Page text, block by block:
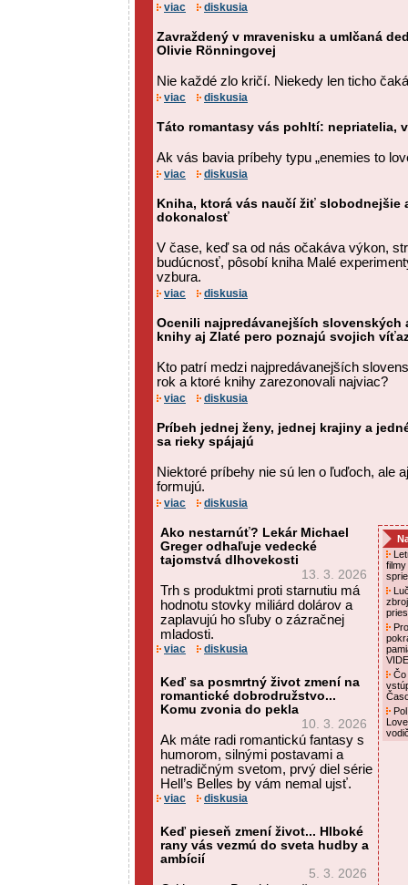
viac diskusia
Zavraždený v mravenisku a umlčaná
Olivie Rönningovej
Nie každé zlo kričí. Niekedy len ticho
viac diskusia
Táto romantasy vás pohltí: nepriatelia,
Ak vás bavia príbehy typu „enemies to
viac diskusia
Kniha, ktorá vás naučí žiť slobodnejšie
dokonalosť
V čase, keď sa od nás očakáva výkon,
budúcnosť, pôsobí kniha Malé
vzbura.
viac diskusia
Ocenili najpredávanejších slovenských
knihy aj Zlaté pero poznajú svojich
Kto patrí medzi najpredávanejších
rok a ktoré knihy zarezonovali najviac?
viac diskusia
Príbeh jednej ženy, jednej krajiny a
sa rieky spájajú
Niektoré príbehy nie sú len o ľuďoch, ale
formujú.
viac diskusia
Ako nestarnúť? Lekár Michael
Greger odhaľuje vedecké
tajomstvá dlhovekosti
13. 3. 2026
Trh s produktmi proti starnutiu má
hodnotu stovky miliárd dolárov a
zaplavujú ho sľuby o zázračnej
mladosti.
viac diskusia
Keď sa posmrtný život zmení na
romantické dobrodružstvo...
Komu zvonia do pekla
10. 3. 2026
Ak máte radi romantickú fantasy s
humorom, silnými postavami a
netradičným svetom, prvý diel série
Hell’s Belles by vám nemal ujsť.
viac diskusia
Keď pieseň zmení život... Hlboké
rany vás vezmú do sveta hudby a
ambícií
5. 3. 2026
Čo